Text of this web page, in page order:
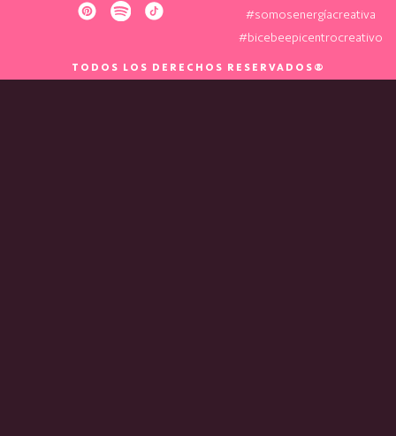
#somosenergíacreativa
#bicebeepicentrocreativo
TODOS LOS DERECHOS RESERVADOS®